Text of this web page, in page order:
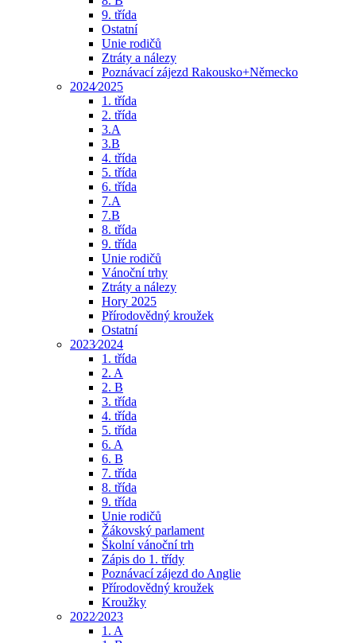
9. třída
Ostatní
Unie rodičů
Ztráty a nálezy
Poznávací zájezd Rakousko+Německo
2024⁄2025
1. třída
2. třída
3.A
3.B
4. třída
5. třída
6. třída
7.A
7.B
8. třída
9. třída
Unie rodičů
Vánoční trhy
Ztráty a nálezy
Hory 2025
Přírodovědný kroužek
Ostatní
2023⁄2024
1. třída
2. A
2. B
3. třída
4. třída
5. třída
6. A
6. B
7. třída
8. třída
9. třída
Unie rodičů
Žákovský parlament
Školní vánoční trh
Zápis do 1. třídy
Poznávací zájezd do Anglie
Přírodovědný kroužek
Kroužky
2022⁄2023
1. A